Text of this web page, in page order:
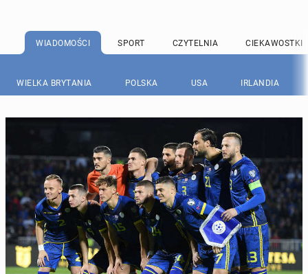
WIADOMOŚCI SPORT CZYTELNIA CIEKAWOSTKI
WIELKA BRYTANIA POLSKA USA IRLANDIA